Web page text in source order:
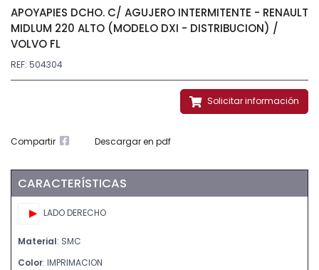
APOYAPIES DCHO. C/ AGUJERO INTERMITENTE - RENAULT
MIDLUM 220 ALTO (MODELO DXI - DISTRIBUCION) /
VOLVO FL
REF: 504304
Solicitar información
Compartir Descargar en pdf
CARACTERÍSTICAS
LADO DERECHO
Material: SMC
Color: IMPRIMACION